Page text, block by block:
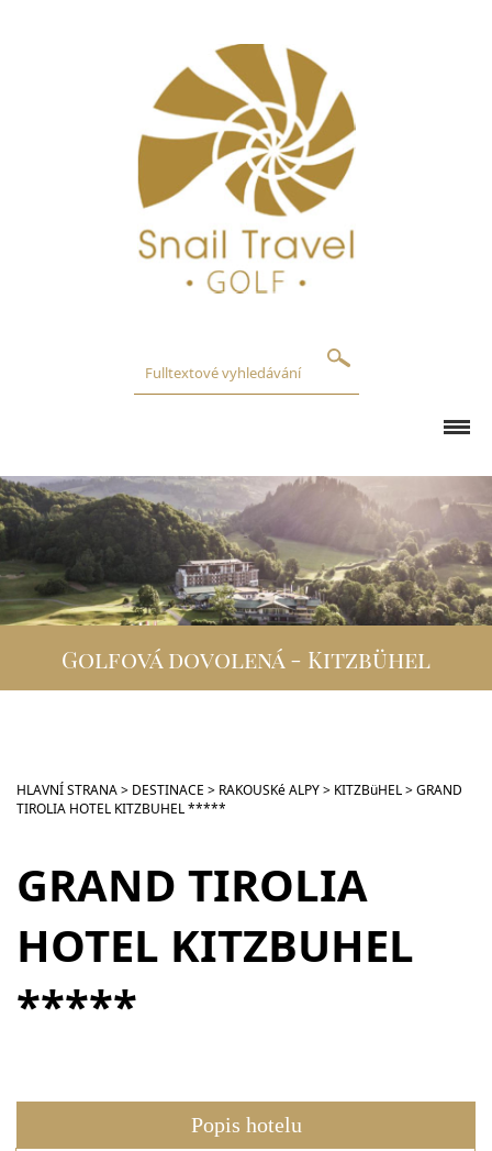
GOLFOVÁ HŘIŠTĚ
DESTINACE
GOLFOVÁ DOVOLENÁ
SKUPINOVÉ ZÁJEZDY
INFO
Golfová dovolená - Kitzbühel
HLAVNÍ STRANA> DESTINACE > RAKOUSKé ALPY> KITZBüHEL>GRAND
TIROLIA HOTEL KITZBUHEL *****
GRAND TIROLIA
HOTEL KITZBUHEL
*****
Popis hotelu